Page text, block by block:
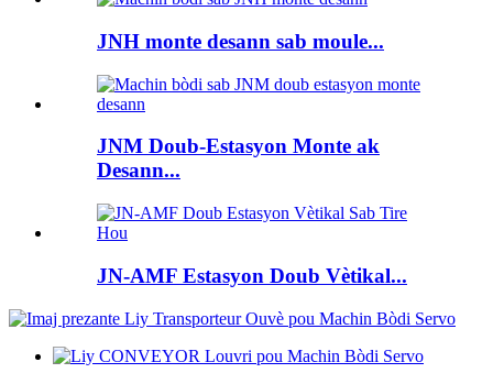
JNH monte desann sab moule...
JNM Doub-Estasyon Monte ak
Desann...
JN-AMF Estasyon Doub Vètikal...